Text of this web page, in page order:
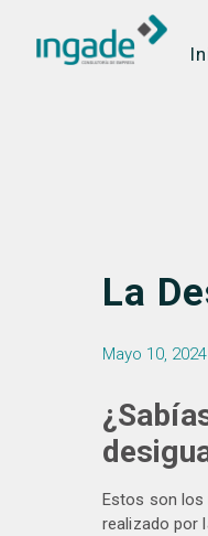
La
Mayo 10, 2024
Estos son
realizado por